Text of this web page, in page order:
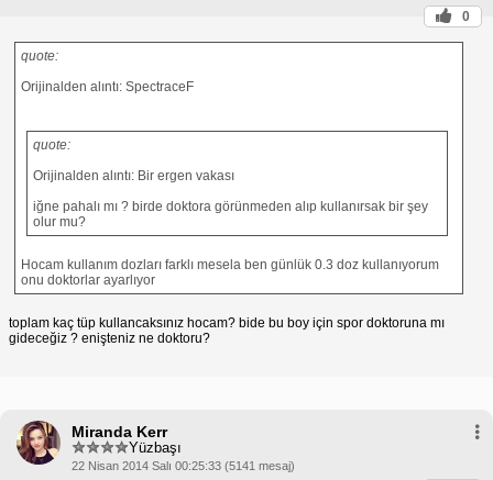
0
quote:
Orijinalden alıntı: SpectraceF
quote:
Orijinalden alıntı: Bir ergen vakası
iğne pahalı mı ? birde doktora görünmeden alıp kullanırsak bir şey
olur mu?
Hocam kullanım dozları farklı mesela ben günlük 0.3 doz kullanıyorum
onu doktorlar ayarlıyor
toplam kaç tüp kullancaksınız hocam? bide bu boy için spor doktoruna mı
gideceğiz ? enişteniz ne doktoru?
Miranda Kerr
Yüzbaşı
22 Nisan 2014 Salı 00:25:33 (5141 mesaj)